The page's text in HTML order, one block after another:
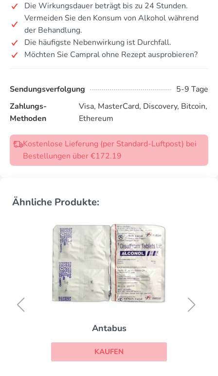
Die Wirkungsdauer beträgt bis zu 24 Stunden.
Vermeiden Sie den Konsum von Alkohol während
der Behandlung.
Die häufigste Nebenwirkung ist Durchfall.
Möchten Sie Campral ohne Rezept ausprobieren?
Sendungsverfolgung
5-9 Tage
Zahlungs-
Methoden
Visa, MasterCard, Discovery, Bitcoin,
Ethereum
Kostenlose Lieferung (per Standard-Luftpost) bei
Bestellungen über €172.19
Ähnliche Produkte:
Antabus
KAUFEN